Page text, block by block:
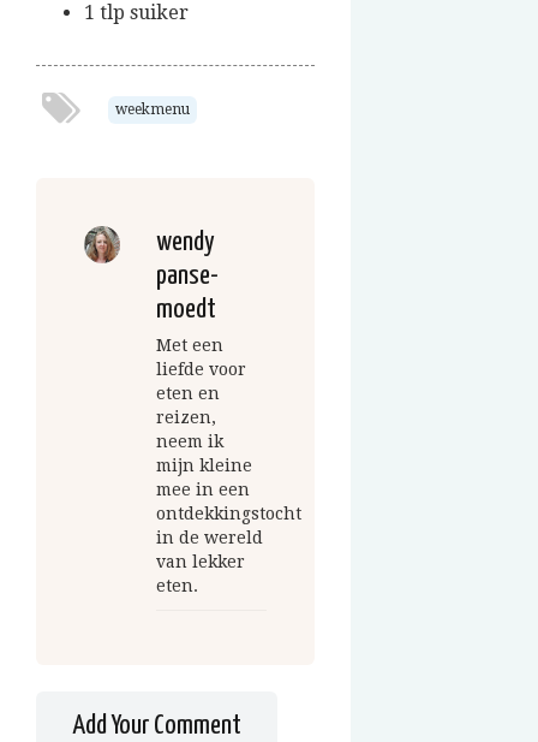
1 tlp suiker
weekmenu
wendy
panse-
moedt
Met een
liefde voor
eten en
reizen,
neem ik
mijn kleine
mee in een
ontdekkingstocht
in de wereld
van lekker
eten.
Add Your Comment